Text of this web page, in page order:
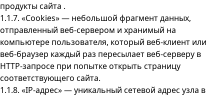
продукты сайта .
1.1.7. «Cookies» — небольшой фрагмент данных,
отправленный веб-сервером и хранимый на
компьютере пользователя, который веб-клиент или
веб-браузер каждый раз пересылает веб-серверу в
HTTP-запросе при попытке открыть страницу
соответствующего сайта.
1.1.8. «IP-адрес» — уникальный сетевой адрес узла в